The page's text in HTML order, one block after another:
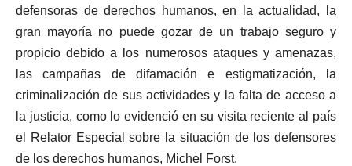
defensoras de derechos humanos, en la actualidad, la
gran mayoría no puede gozar de un trabajo seguro y
propicio debido a los numerosos ataques y amenazas,
las campañas de difamación e estigmatización, la
criminalización de sus actividades y la falta de acceso a
la justicia, como lo evidenció en su visita reciente al país
el Relator Especial sobre la situación de los defensores
de los derechos humanos, Michel Forst.